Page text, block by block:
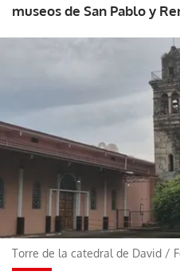
museos de San Pablo y
Torre de la catedral de David /